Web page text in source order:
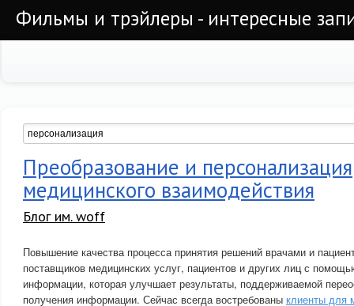
Фильмы и трэйлеры - интересные
Преобразование и персонализация
медицинского взаимодействия
Блог им. woff
Повышение качества процесса принятия решений врачами и
поставщиков медицинских услуг, пациентов и других лиц с
информации, которая улучшает результаты, поддерживаемой
получения информации. Сейчас всегда востребованы клиенты для